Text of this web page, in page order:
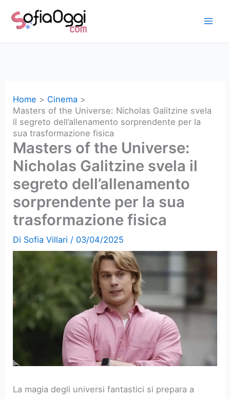
Home
Cinema
Masters of the Universe: Nicholas Galitzine svela
il segreto dell’allenamento sorprendente per la
sua trasformazione fisica
Masters of the Universe:
Nicholas Galitzine svela il
segreto dell’allenamento
sorprendente per la sua
trasformazione fisica
Di Sofia Villari / 03/04/2025
La magia degli universi fantastici si prepara a